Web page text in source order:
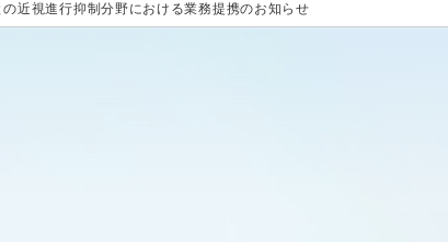
近視進行抑制分野における業務提携のお知らせ